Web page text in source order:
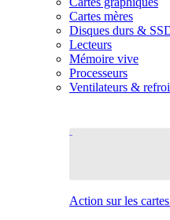
Cartes mères
Disques durs &
Lecteurs
Mémoire vive
Processeurs
Ventilateurs &
Action sur les